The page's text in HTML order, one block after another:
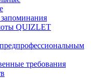
QUIZLET
требования